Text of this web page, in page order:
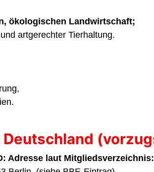
ökologischen Landwirtschaft;
artgerechter Tierhaltung.
Adresse laut Mitgliedsverzeichnis: